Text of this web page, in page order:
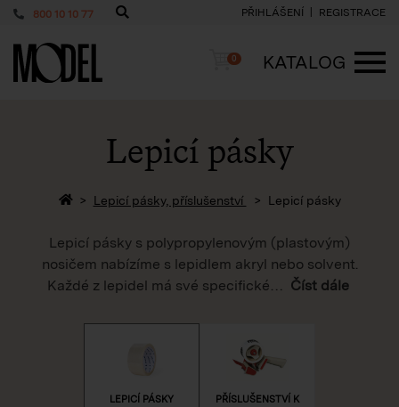
800 10 10 77 PŘIHLÁŠENÍ REGISTRACE
PackShop Košík
0
KATALOG
Lepicí pásky
Zpět na homepage
Lepicí pásky, příslušenství Lepicí pásky
Lepicí pásky s polypropylenovým (plastovým)
nosičem nabízíme s lepidlem akryl nebo solvent.
Každé z lepidel má své specifické
Číst dále
LEPICÍ PÁSKY
PŘÍSLUŠENSTVÍ K